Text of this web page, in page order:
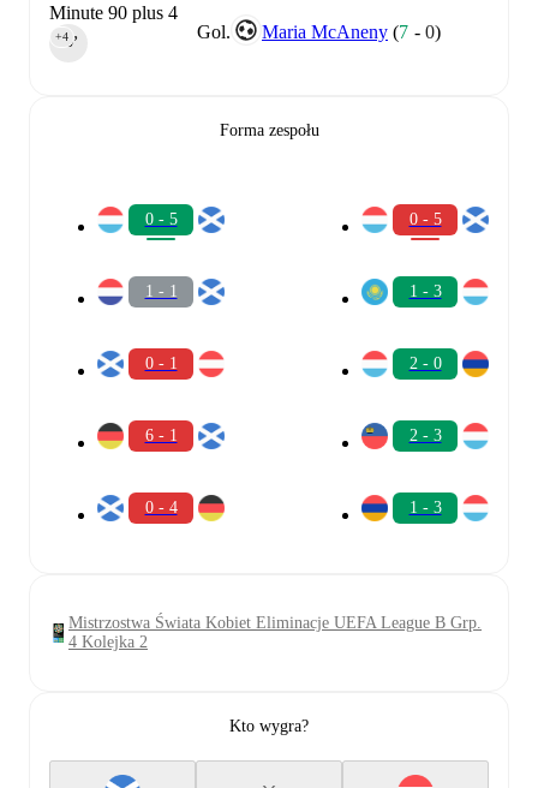
Gol. Maria McAneny (7 -0)
Minute 90 plus 4
90‎’‎
+4
Forma zespołu
0 - 5
1 - 1
0 - 1
6 - 1
0 - 4
0 - 5
1 - 3
2 - 0
2 - 3
1 - 3
Mistrzostwa Świata Kobiet Eliminacje UEFA League B Grp.
4 Kolejka 2
Kto wygra?